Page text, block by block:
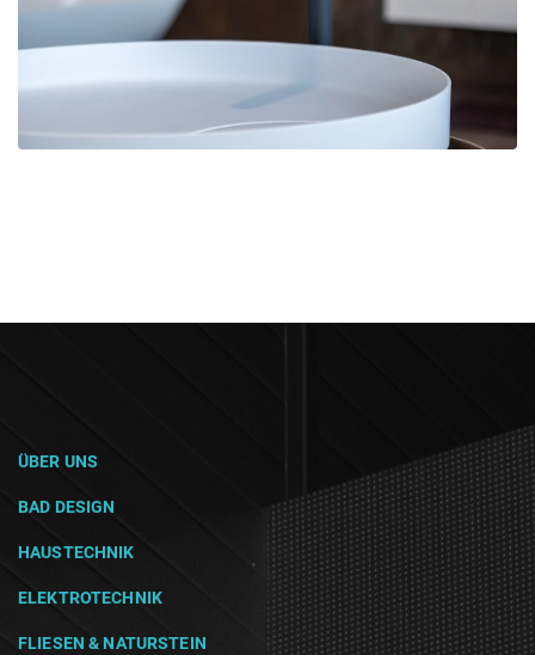
ÜBER UNS
BAD DESIGN
HAUSTECHNIK
ELEKTROTECHNIK
FLIESEN & NATURSTEIN